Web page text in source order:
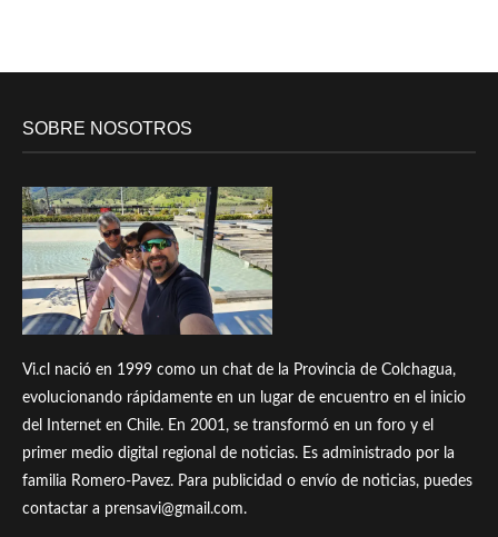
SOBRE NOSOTROS
Vi.cl nació en 1999 como un chat de la Provincia de Colchagua,
evolucionando rápidamente en un lugar de encuentro en el inicio
del Internet en Chile. En 2001, se transformó en un foro y el
primer medio digital regional de noticias. Es administrado por la
familia Romero-Pavez. Para publicidad o envío de noticias, puedes
contactar a prensavi@gmail.com.